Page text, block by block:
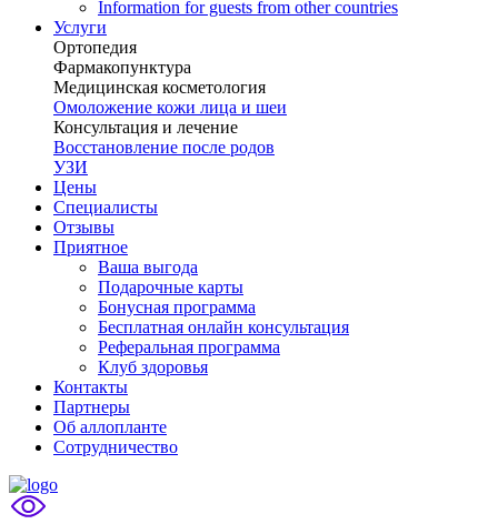
Information for guests from other countries
Услуги
Ортопедия
Фармакопунктура
Медицинская косметология
Омоложение кожи лица и шеи
Консультация и лечение
Восстановление после родов
УЗИ
Цены
Специалисты
Отзывы
Приятное
Ваша выгода
Подарочные карты
Бонусная программа
Бесплатная онлайн консультация
Реферальная программа
Клуб здоровья
Контакты
Партнеры
Об аллопланте
Сотрудничество